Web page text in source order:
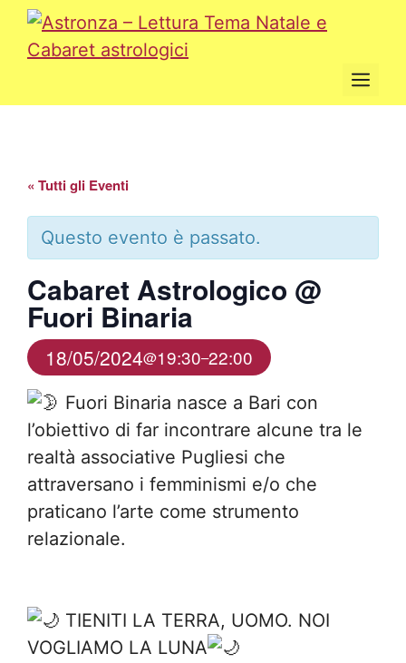
« Tutti gli Eventi
Questo evento è passato.
Cabaret Astrologico @
Fuori Binaria
18/05/2024@19:30–22:00
Fuori Binaria nasce a Bari con
l’obiettivo di far incontrare alcune tra le
realtà associative Pugliesi che
attraversano i femminismi e/o che
praticano l’arte come strumento
relazionale.
TIENITI LA TERRA, UOMO. NOI
VOGLIAMO LA LUNA